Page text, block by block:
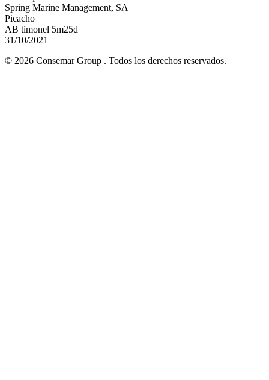
Spring Marine Management, SA
Picacho
AB timonel 5m25d
31/10/2021
© 2026 Consemar Group . Todos los derechos reservados.